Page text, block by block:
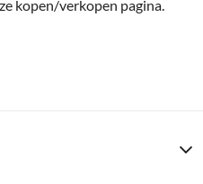
kopen/verkopen pagina.